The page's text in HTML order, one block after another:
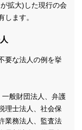
拡大)した現行の会
ます。
要な法人の例を挙
般財団法人、弁護
理士法人、社会保
業務法人、監査法